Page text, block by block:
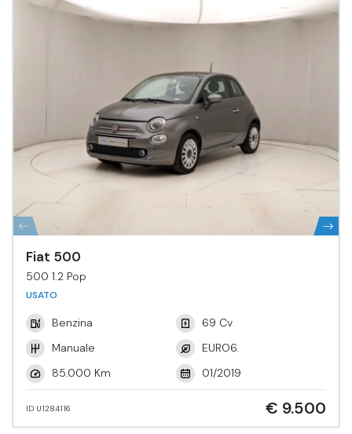
Fiat 500
500 1.2 Pop
USATO
Benzina
69 Cv
Manuale
EURO6.
85.000 Km
01/2019
ID U1284116 € 9.500